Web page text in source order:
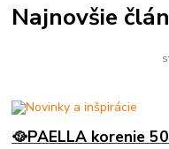
Najnovšie
🥘PAELLA korenie